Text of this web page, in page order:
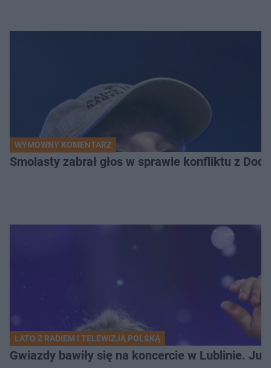
WYMOWNY KOMENTARZ
Smolasty zabrał głos w sprawie konfliktu z
LATO Z RADIEM I TELEWIZJĄ POLSKĄ
Gwiazdy bawiły się na koncercie w Lublinie.